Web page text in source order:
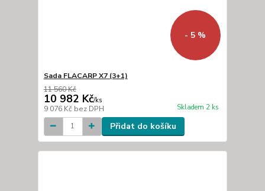
- 5 %
Sada FLACARP X7 (3+1)
11 560 Kč
10 982 Kč/ks
9 076 Kč bez DPH Skladem 2 ks
Přidat do košíku